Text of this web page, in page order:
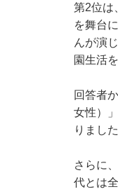
第2位は
を舞台
んが演
園生活
回答者
女性）
りました
さらに
代とは